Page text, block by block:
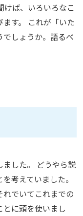
けば、いろいろなこ
す。 これが「いた
しょうか。語るべ
した。 どうやら説
考えていました。
でいてこれまでの
に頭を使いまし